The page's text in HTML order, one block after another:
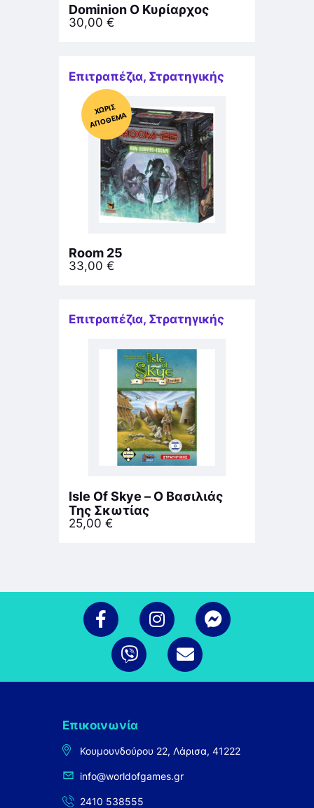
Dominion Ο Κυρίαρχος
30,00 €
Επιτραπέζια, Στρατηγικής
Χ
ΩΡΊΣ
Α
Π
Ό
ΘΕ
ΜΑ
Room 25
33,00 €
Επιτραπέζια, Στρατηγικής
Isle Of Skye – Ο Βασιλιάς
Της Σκωτίας
25,00 €
Επικοινωνία
Κουμουνδούρου 22, Λάρισα, 41222
info@worldofgames.gr
2410 538555